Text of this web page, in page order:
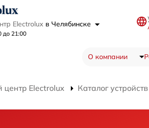
Electrolux в Челябинске
до 21:00
О компании
центр Electrolux Каталог устройств